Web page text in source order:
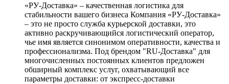
«РУ-Доставка» – качественная логистика для
стабильности вашего бизнеса Компания «РУ-Доставка»
– это не просто служба курьерской доставки, это
активно раскручивающийся логистический оператор,
чье имя является синонимом оперативности, качества и
профессионализма. Под брендом "RU-Доставка" для
многочисленных постоянных клиентов предложен
обширный комплекс услуг, охватывающий все
параметры доставки: от экспресс-доставки